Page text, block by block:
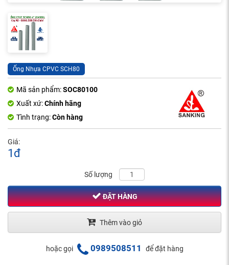
Ống Nhựa CPVC SCH80
Mã sản phẩm:SOC80100
Xuất xứ:Chính hãng
Tình trạng:Còn hàng
Giá:
1đ
Số lượng
ĐẶT HÀNG
Thêm vào giỏ
hoặc gọi 0989508511 để đặt hàng